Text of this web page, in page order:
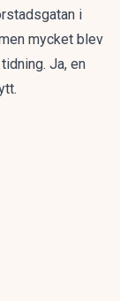
i
mycket blev
Ja, en